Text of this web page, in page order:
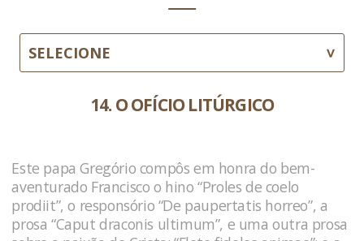
SELECIONE
14. O OFÍCIO LITÚRGICO
Este papa Gregório compôs em honra do bem-
aventurado Francisco o hino “Proles de coelo
prodiit”, o responsório “De paupertatis horreo”, a
prosa “Caput draconis ultimum”, e uma outra prosa